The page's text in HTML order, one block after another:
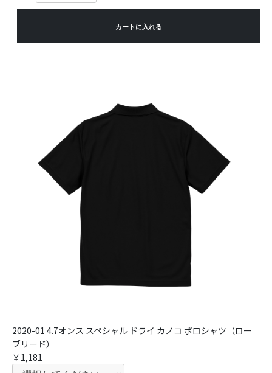
カートに入れる
2020-01 4.7オンス スペシャル ドライ カノコ ポロシャツ（ロー
ブリード）
￥1,181